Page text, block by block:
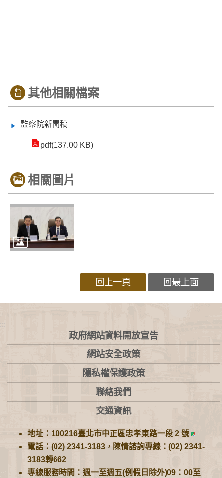
其他相關檔案
監察院新聞稿
pdf(137.00 KB)
相關圖片
回上一頁 回最上面
:::
政府網站資料開放宣告
網站安全政策
隱私權保護政策
聯絡我們
交通資訊
地址：100216臺北市中正區忠孝東路一段 2 號
電話：(02) 2341-3183，陳情諮詢專線：(02) 2341-
3183轉662
專線服務時間：週一至週五(例假日除外)09：00至